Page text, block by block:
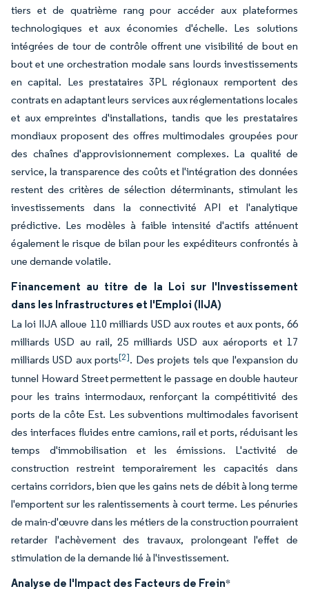
tiers et de quatrième rang pour accéder aux plateformes
technologiques et aux économies d'échelle. Les solutions
intégrées de tour de contrôle offrent une visibilité de bout en
bout et une orchestration modale sans lourds investissements
en capital. Les prestataires 3PL régionaux remportent des
contrats en adaptant leurs services aux réglementations locales
et aux empreintes d'installations, tandis que les prestataires
mondiaux proposent des offres multimodales groupées pour
des chaînes d'approvisionnement complexes. La qualité de
service, la transparence des coûts et l'intégration des données
restent des critères de sélection déterminants, stimulant les
investissements dans la connectivité API et l'analytique
prédictive. Les modèles à faible intensité d'actifs atténuent
également le risque de bilan pour les expéditeurs confrontés à
une demande volatile.
Financement au titre de la Loi sur l'Investissement
dans les Infrastructures et l'Emploi (IIJA)
La loi IIJA alloue 110 milliards USD aux routes et aux ponts, 66
milliards USD au rail, 25 milliards USD aux aéroports et 17
milliards USD aux ports[2]. Des projets tels que l'expansion du
tunnel Howard Street permettent le passage en double hauteur
pour les trains intermodaux, renforçant la compétitivité des
ports de la côte Est. Les subventions multimodales favorisent
des interfaces fluides entre camions, rail et ports, réduisant les
temps d'immobilisation et les émissions. L'activité de
construction restreint temporairement les capacités dans
certains corridors, bien que les gains nets de débit à long terme
l'emportent sur les ralentissements à court terme. Les pénuries
de main-d'œuvre dans les métiers de la construction pourraient
retarder l'achèvement des travaux, prolongeant l'effet de
stimulation de la demande lié à l'investissement.
Analyse de l'Impact des Facteurs de Frein*